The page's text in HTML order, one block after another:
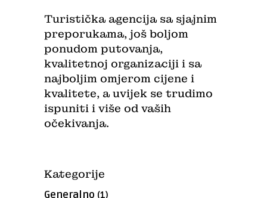
Turistička agencija sa sjajnim
preporukama, još boljom
ponudom putovanja,
kvalitetnoj organizaciji i sa
najboljim omjerom cijene i
kvalitete, a uvijek se trudimo
ispuniti i više od vaših
očekivanja.
Kategorije
Generalno (1)